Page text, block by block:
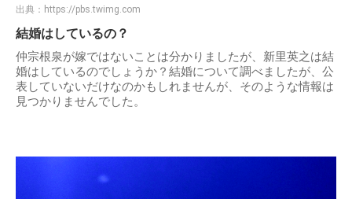
出典： https://pbs.twimg.com
結婚はしているの？
仲宗根泉が嫁ではないことは分かりましたが、新里英之は結
婚はしているのでしょうか？結婚について調べましたが、公
表していないだけなのかもしれませんが、そのような情報は
見つかりませんでした。